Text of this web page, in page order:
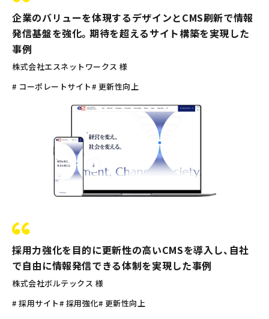
企業のバリューを体現するデザインとCMS刷新で情報
発信基盤を強化。期待を超えるサイト構築を実現した
事例
株式会社エスネットワークス 様
# コーポレートサイト# 更新性向上
採用力強化を目的に更新性の高いCMSを導入し、自社
で自由に情報発信できる体制を実現した事例
株式会社ボルテックス 様
# 採用サイト# 採用強化# 更新性向上